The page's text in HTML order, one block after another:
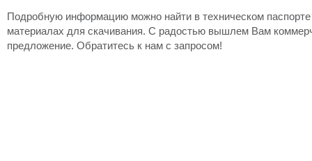
Подробную информацию можно найти в техническом
материалах для скачивания. С радостью вышлем Вам
предложение. Обратитесь к нам с запросом!